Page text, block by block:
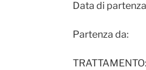
Data di
Partenza da: